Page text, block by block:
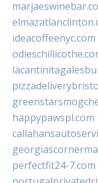
ideacoffeenyc.com
happypawspl.com
perfectfit24-7.com